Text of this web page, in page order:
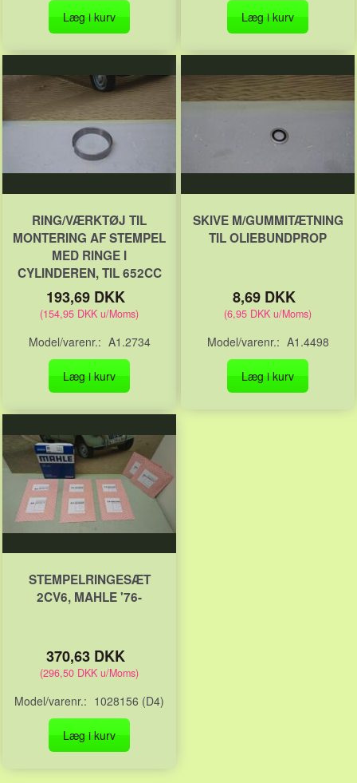
Læg i kurv Læg i kurv
RING/VÆRKTØJ TIL
MONTERING AF STEMPEL
MED RINGE I
CYLINDEREN, TIL 652CC
193,69 DKK
(154,95 DKK u/Moms)
Model/varenr.: A1.2734
Læg i kurv
SKIVE M/GUMMITÆTNING
TIL OLIEBUNDPROP
8,69 DKK
(6,95 DKK u/Moms)
Model/varenr.: A1.4498
Læg i kurv
STEMPELRINGESÆT
2CV6, MAHLE '76-
370,63 DKK
(296,50 DKK u/Moms)
Model/varenr.: 1028156 (D4)
Læg i kurv